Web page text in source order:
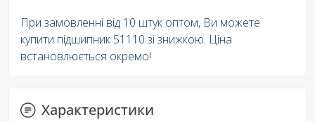
При замовленні від 10 штук оптом, Ви можете
купити підшипник 51110 зі знижкою. Ціна
встановлюється окремо!
Характеристики